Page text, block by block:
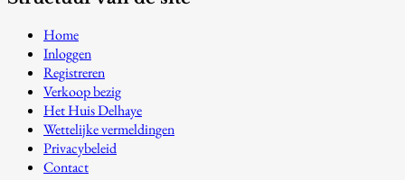
Home
Inloggen
Registreren
Verkoop bezig
Het Huis Delhaye
Wettelijke vermeldingen
Privacybeleid
Contact